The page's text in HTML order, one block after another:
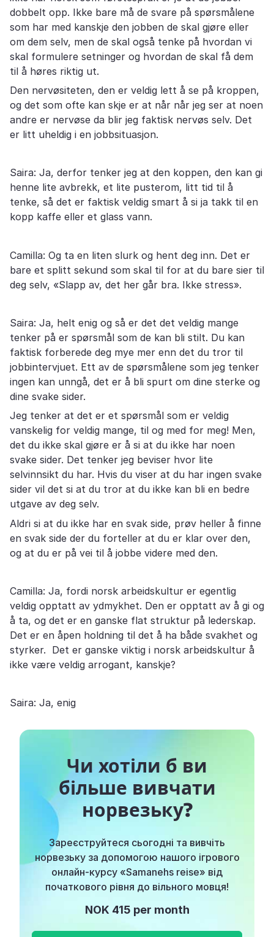
dobbelt opp. Ikke bare må de svare på spørsmålene
som har med kanskje den jobben de skal gjøre eller
om dem selv, men de skal også tenke på hvordan vi
skal formulere setninger og hvordan de skal få dem
til å høres riktig ut.
Den nervøsiteten, den er veldig lett å se på kroppen,
og det som ofte kan skje er at når når jeg ser at noen
andre er nervøse da blir jeg faktisk nervøs selv. Det
er litt uheldig i en jobbsituasjon.
Saira: Ja, derfor tenker jeg at den koppen, den kan gi
henne lite avbrekk, et lite pusterom, litt tid til å
tenke, så det er faktisk veldig smart å si ja takk til en
kopp kaffe eller et glass vann.
Camilla: Og ta en liten slurk og hent deg inn. Det er
bare et splitt sekund som skal til for at du bare sier til
deg selv, «Slapp av, det her går bra. Ikke stress».
Saira: Ja, helt enig og så er det det veldig mange
tenker på er spørsmål som de kan bli stilt. Du kan
faktisk forberede deg mye mer enn det du tror til
jobbintervjuet. Ett av de spørsmålene som jeg tenker
ingen kan unngå, det er å bli spurt om dine sterke og
dine svake sider.
Jeg tenker at det er et spørsmål som er veldig
vanskelig for veldig mange, til og med for meg! Men,
det du ikke skal gjøre er å si at du ikke har noen
svake sider. Det tenker jeg beviser hvor lite
selvinnsikt du har. Hvis du viser at du har ingen svake
sider vil det si at du tror at du ikke kan bli en bedre
utgave av deg selv.
Aldri si at du ikke har en svak side, prøv heller å finne
en svak side der du forteller at du er klar over den,
og at du er på vei til å jobbe videre med den.
Camilla: Ja, fordi norsk arbeidskultur er egentlig
veldig opptatt av ydmykhet. Den er opptatt av å gi og
å ta, og det er en ganske flat struktur på lederskap.
Det er en åpen holdning til det å ha både svakhet og
styrker. Det er ganske viktig i norsk arbeidskultur å
ikke være veldig arrogant, kanskje?
Saira: Ja, enig
Чи хотіли б ви
більше вивчати
норвезьку?
Зареєструйтеся сьогодні та вивчіть
норвезьку за допомогою нашого ігрового
онлайн-курсу «Samanehs reise» від
початкового рівня до вільного мовця!
NOK 415 per month